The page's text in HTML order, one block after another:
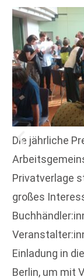
Die jährliche
Privatverlage
großes
Einladung in
Berlin, um mit